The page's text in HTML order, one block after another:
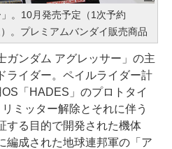
。10月発売予定（1次予約
。プレミアムバンダイ販売商品
ンダム アグレッサー」の主
ライダー。ペイルライダー計
「HADES」のプロトタイ
ミッター解除とそれに伴う
する目的で開発された機体
編成された地球連邦軍の「ア